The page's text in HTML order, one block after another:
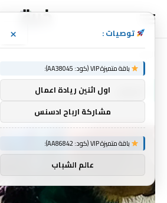
توصيات : ×
باقة متميزة VIP (كود: AA38045):
اول اثنين ريادة اعمال
مشاركة ارباح ادسنس
باقة متميزة VIP (كود: AA86842):
عالم الشباب